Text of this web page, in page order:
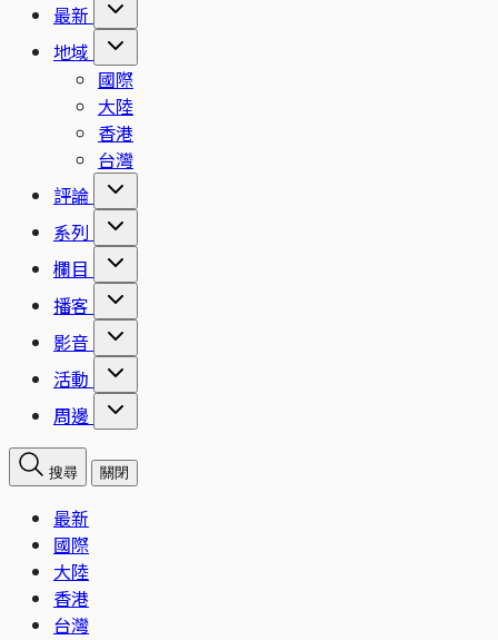
最新
地域
國際
大陸
香港
台灣
評論
系列
欄目
播客
影音
活動
周邊
搜尋 關閉
最新
國際
大陸
香港
台灣